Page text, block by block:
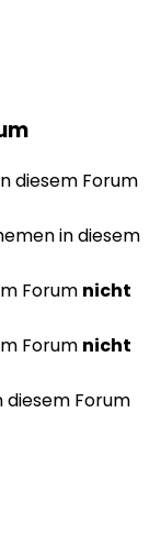
diesem Forum
in diesem
Forum nicht
Forum nicht
diesem Forum